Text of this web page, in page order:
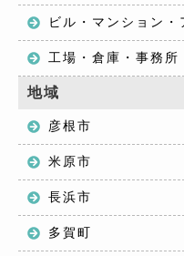
ビル・マンション・
工場・倉庫・事務所
地域
彦根市
米原市
長浜市
多賀町